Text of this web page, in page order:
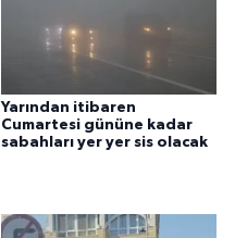
Yarından itibaren
Cumartesi gününe kadar
sabahları yer yer sis olacak